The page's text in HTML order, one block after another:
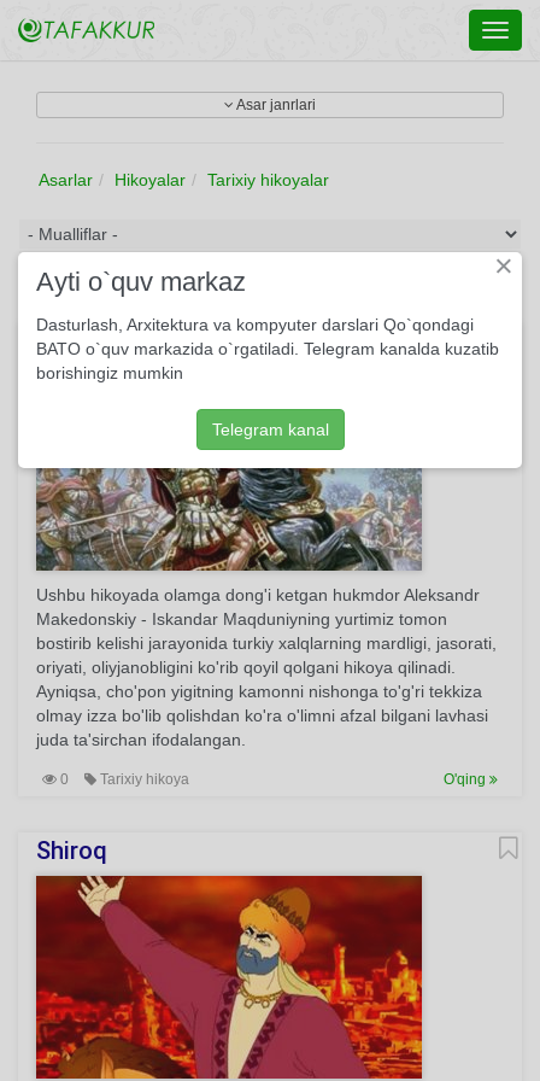
Asar janrlari
Asarlar Hikoyalar Tarixiy hikoyalar
Iskandar Maqduniy va sak cho’poni
Ushbu hikoyada olamga dong'i ketgan hukmdor Aleksandr
Makedonskiy - Iskandar Maqduniyning yurtimiz tomon
bostirib kelishi jarayonida turkiy xalqlarning mardligi, jasorati,
oriyati, oliyjanobligini ko'rib qoyil qolgani hikoya qilinadi.
Ayniqsa, cho'pon yigitning kamonni nishonga to'g'ri tekkiza
olmay izza bo'lib qolishdan ko'ra o'limni afzal bilgani lavhasi
juda ta'sirchan ifodalangan.
0 Tarixiy hikoya O'qing
Shiroq
×
Ayti o`quv markaz
Dasturlash, Arxitektura va kompyuter darslari Qo`qondagi
BATO o`quv markazida o`rgatiladi. Telegram kanalda kuzatib
borishingiz mumkin
Telegram kanal